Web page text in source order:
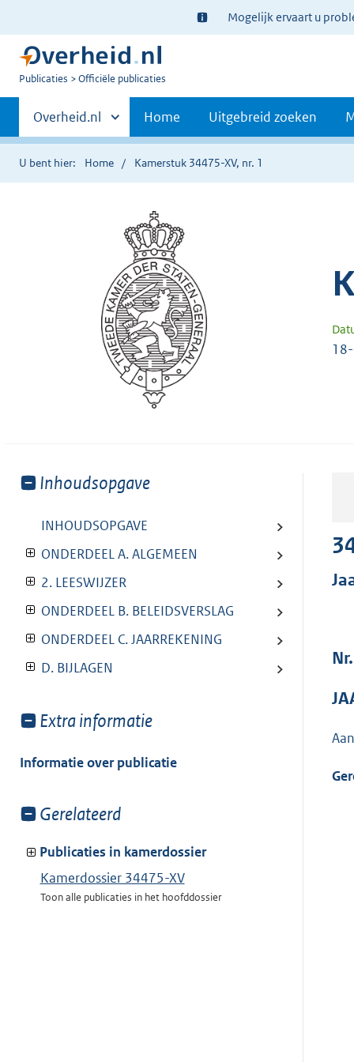
Ter
informatie:
Mogelijk ervaart u
U
Publicaties Officiële publicaties
Primaire
navigatie
Andere
sites
binnen
Overheid.nl Home Uitgebreid zoeken
U bent hier: Home Kamerstuk 34475-XV, nr. 1
Toon
van:
Inhoudsopgave
INHOUDSOPGAVE
ONDERDEEL A. ALGEMEEN
2. LEESWIJZER
ONDERDEEL B. BELEIDSVERSLAG
ONDERDEEL C. JAARREKENING
D. BIJLAGEN
Toon
van:
Extra informatie
Informatie over publicatie
Toon
van:
Gerelateerd
Publicaties in kamerdossier
Kamerdossier 34475-XV
Toon alle publicaties in het hoofddossier